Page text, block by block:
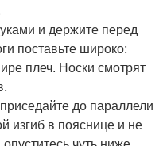
и держите перед
поставьте широко:
плеч. Носки смотрят
до параллели
изгиб в пояснице и не